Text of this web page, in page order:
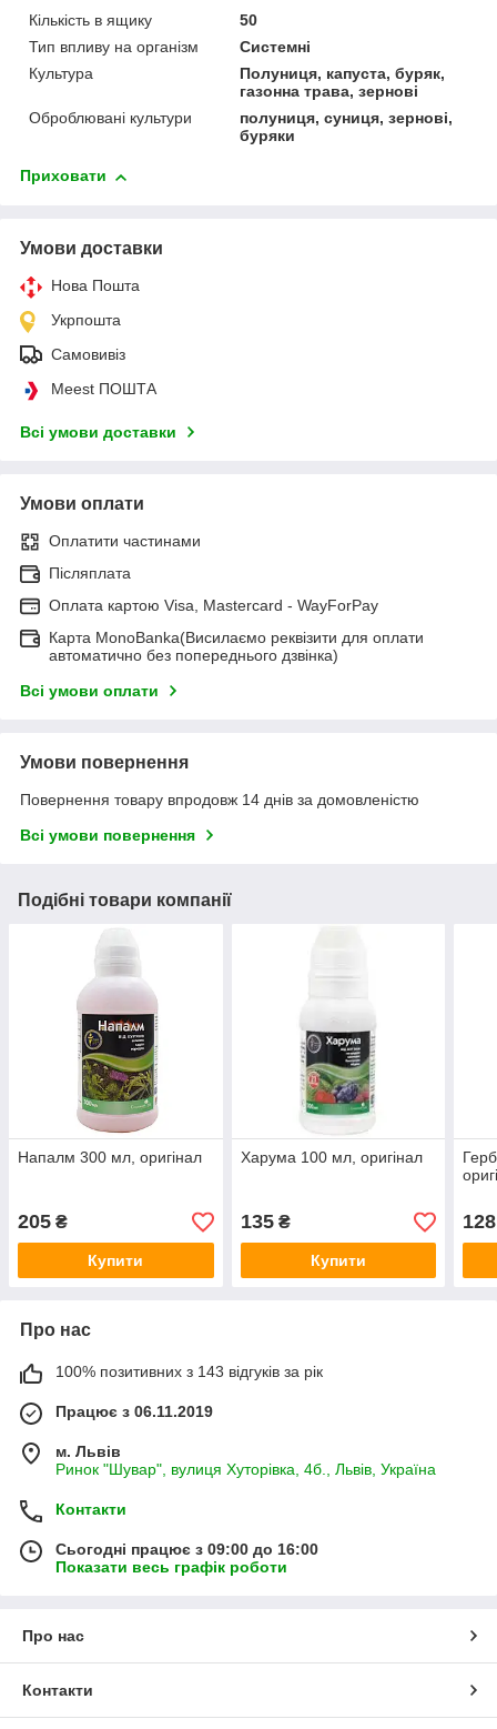
Кількість в ящику
50
Тип впливу на організм
Системні
Культура
Полуниця, капуста, буряк,
газонна трава, зернові
Оброблювані культури
полуниця, суниця, зернові,
буряки
Приховати
Умови доставки
Нова Пошта
Укрпошта
Самовивіз
Meest ПОШТА
Всі умови доставки
Умови оплати
Оплатити частинами
Післяплата
Оплата картою Visa, Mastercard - WayForPay
Карта MonoBanka(Висилаємо реквізити для оплати
автоматично без попереднього дзвінка)
Всі умови оплати
Умови повернення
Повернення товару впродовж 14 днів за домовленістю
Всі умови повернення
Подібні товари компанії
Напалм 300 мл, оригінал
205 ₴
Купити
Харума 100 мл, оригінал
135₴
Купити
128
Про нас
100% позитивних з 143 відгуків за рік
Працює з 06.11.2019
м. Львів
Ринок "Шувар", вулиця Хуторівка, 4б., Львів, Україна
Контакти
Сьогодні працює з 09:00 до 16:00
Показати весь графік роботи
Про нас
Контакти